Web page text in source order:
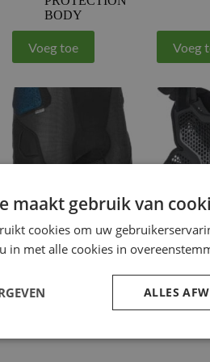
BODY
Voeg toe Voeg
FLY RACING Revel
Impact Protection
€123.93
Back protector
FLY
Lite
€ 140.45
maakt gebruik van
cookies om uw
in met alle cookies in
ALLES